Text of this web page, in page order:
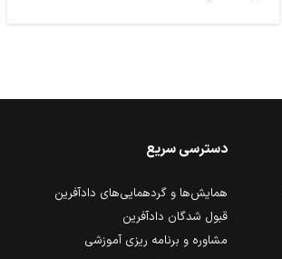
دسترسی سریع
همایش‌ها و گردهمایی‌های دادآفرین
قبول شدگان دادآفرین
مشاوره و برنامه ریزی آموزشی